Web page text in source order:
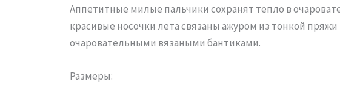
Аппетитные милые пальчики сохранят тепло в
красивые носочки лета связаны ажуром из тонкой пряжи
очаровательными вязаными бантиками.
Размеры: